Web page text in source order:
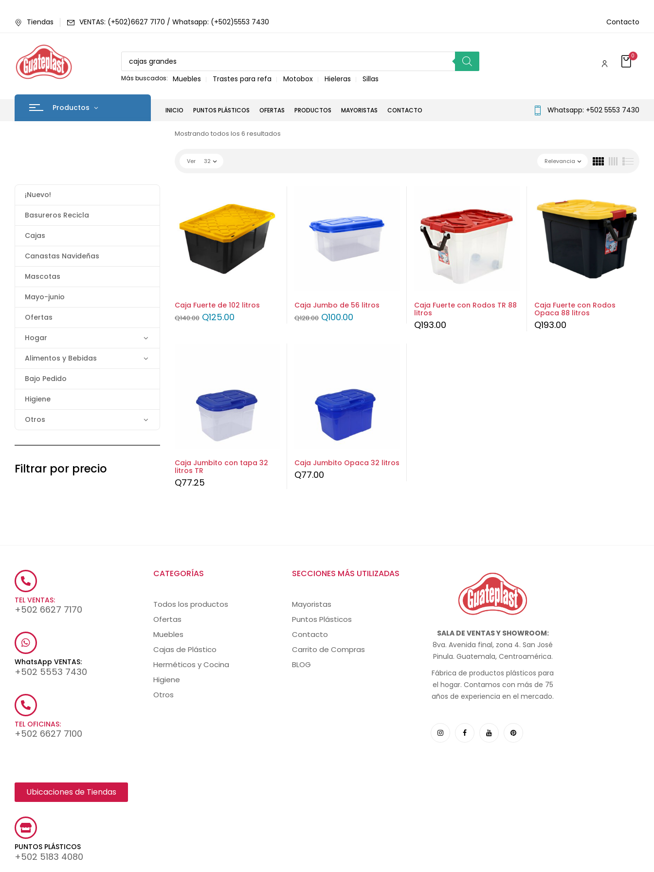
Tiendas VENTAS: (+502)6627 7170 / Whatsapp: (+502)5553 7430 Contacto
Más buscados: Muebles Trastes para refa Motobox Hieleras Sillas
0
Productos INICIO PUNTOS PLÁSTICOS OFERTAS PRODUCTOS MAYORISTAS CONTACTO Whatsapp: +502 5553 7430
¡Nuevo!
Basureros Recicla
Cajas
Canastas Navideñas
Mascotas
Mayo-junio
Ofertas
Hogar
Alimentos y Bebidas
Bajo Pedido
Higiene
Otros
Filtrar por precio
Mostrando todos los 6 resultados
Relevancia
Ver 32
Caja Fuerte de 102 litros
Q140.00 Q125.00
Caja Jumbo de 56 litros
Q128.00 Q100.00
Caja Fuerte con Rodos TR 88
litros
Q193.00
Caja Fuerte con Rodos
Opaca 88 litros
Q193.00
Caja Jumbito con tapa 32
litros TR
Q77.25
Caja Jumbito Opaca 32 litros
Q77.00
TEL VENTAS:
+502 6627 7170
WhatsApp VENTAS:
+502 5553 7430
TEL OFICINAS:
+502 6627 7100
Ubicaciones de Tiendas
PUNTOS PLÁSTICOS
+502 5183 4080
CATEGORÍAS
Todos los productos
Ofertas
Muebles
Cajas de Plástico
Herméticos y Cocina
Higiene
Otros
SECCIONES MÁS UTILIZADAS
Mayoristas
Puntos Plásticos
Contacto
Carrito de Compras
BLOG
SALA DE VENTAS Y SHOWROOM:
8va. Avenida final, zona 4. San José
Pinula. Guatemala, Centroamérica.
Fábrica de productos plásticos para
el hogar. Contamos con más de 75
años de experiencia en el mercado.